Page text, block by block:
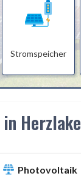
Stromspeicher
Herzlake
Photovoltaik